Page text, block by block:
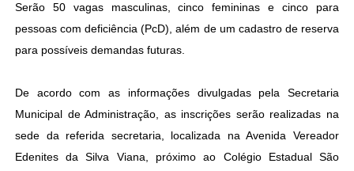
Serão 50 vagas masculinas, cinco femininas e cinco para
pessoas com deficiência (PcD), além de um cadastro de reserva
para possíveis demandas futuras.
De acordo com as informações divulgadas pela Secretaria
Municipal de Administração, as inscrições serão realizadas na
sede da referida secretaria, localizada na Avenida Vereador
Edenites da Silva Viana, próximo ao Colégio Estadual São